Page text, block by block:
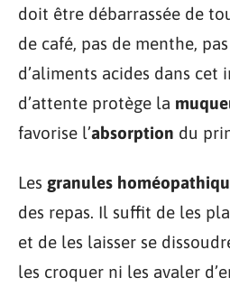
doit être débarrassée de
de café, pas de menthe,
d’aliments acides dans cet
d’attente protège la
favorise l’absorption du
Les granules
des repas. Il suffit de les
et de les laisser se
les croquer ni les avaler